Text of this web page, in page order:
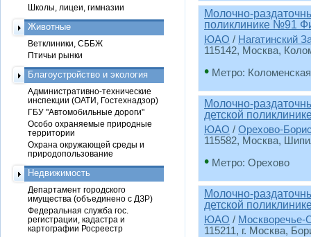
Молочно-
поликлинике №91
ЮАО / Нагатинский
115142, Москва,
• Метро: Коломенская
Молочно-
детской
ЮАО / Орехово-
115582, Москва,
• Метро: Орехово
Молочно-
детской
ЮАО / Москворечье-
115211, г. Москва,
Школы, лицеи, гимназии
Животные
Ветклиники, СББЖ
Птичьи рынки
Благоустройство и экология
Административно-технические
инспекции (ОАТИ, Гостехнадзор)
ГБУ "Автомобильные дороги"
Особо охраняемые природные
территории
Охрана окружающей среды и
природопользование
Недвижимость
Департамент городского
имущества (объединено с ДЗР)
Федеральная служба гос.
регистрации, кадастра и
картографии Росреестр